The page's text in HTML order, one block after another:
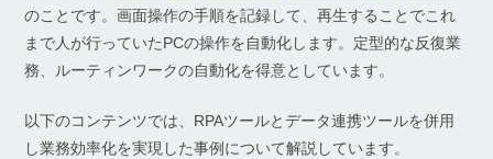
のことです。画⾯操作の手順を記録して、再⽣することでこれ
まで人が行っていたPCの操作を⾃動化します。定型的な反復業
務、ルーティンワークの自動化を得意としています。
以下のコンテンツでは、RPAツールとデータ連携ツールを併用
し業務効率化を実現した事例について解説しています。